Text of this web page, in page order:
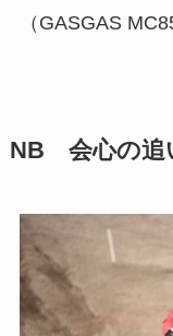
（GASGAS
NB 会心の追